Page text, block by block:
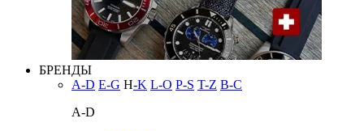
БРЕНДЫ
A-D E-G H-K L-O P-S T-Z В-С
A-D